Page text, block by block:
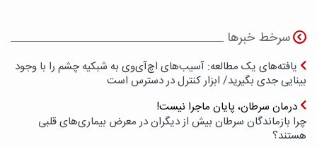
سرخط خبرها
یافته‌های یک مطالعه: آسیب‌های اچ‌آی‌وی به شبکیه چشم را با وجود
بینایی جدی بگیرید/ ابزار کنترل در دسترس است
درمان سرطان، پایان ماجرا نیست!
چرا بازماندگان سرطان بیش از دیگران در معرض بیماری‌های قلبی
هستند؟